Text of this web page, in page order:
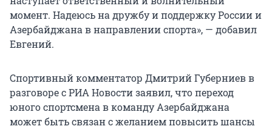
момент. Надеюсь на дружбу и поддержку России и
Азербайджана в направлении спорта», — добавил
Евгений.
Спортивный комментатор Дмитрий Губерниев в
разговоре с РИА Новости заявил, что переход
юного спортсмена в команду Азербайджана
может быть связан с желанием повысить шансы